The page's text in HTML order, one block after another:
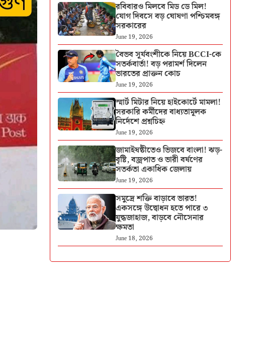
রবিবারও মিলবে মিড ডে মিল!
যোগ দিবসে বড় ঘোষণা পশ্চিমবঙ্গ
সরকারের
June 19, 2026
বৈভব সূর্যবংশীকে নিয়ে BCCI-কে
সতর্কবার্তা! বড় পরামর্শ দিলেন
ভারতের প্রাক্তন কোচ
June 19, 2026
স্মার্ট মিটার নিয়ে হাইকোর্টে মামলা!
সরকারি কর্মীদের বাধ্যতামূলক
নির্দেশে প্রশ্নচিহ্ন
June 19, 2026
জামাইষষ্ঠীতেও ভিজবে বাংলা! ঝড়-
বৃষ্টি, বজ্রপাত ও ভারী বর্ষণের
সতর্কতা একাধিক জেলায়
June 19, 2026
সমুদ্রে শক্তি বাড়াবে ভারত!
একসঙ্গে উদ্বোধন হতে পারে ৩
যুদ্ধজাহাজ, বাড়বে নৌসেনার
ক্ষমতা
June 18, 2026